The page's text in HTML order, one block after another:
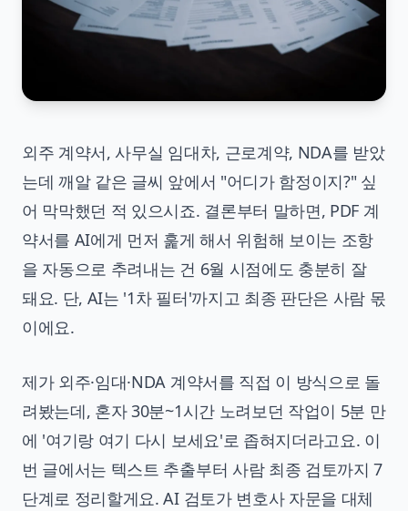
외주 계약서, 사무실 임대차, 근로계약, NDA를 받았
는데 깨알 같은 글씨 앞에서 "어디가 함정이지?" 싶
어 막막했던 적 있으시죠. 결론부터 말하면, PDF 계
약서를 AI에게 먼저 훑게 해서 위험해 보이는 조항
을 자동으로 추려내는 건 6월 시점에도 충분히 잘
돼요. 단, AI는 '1차 필터'까지고 최종 판단은 사람 몫
이에요.
제가 외주·임대·NDA 계약서를 직접 이 방식으로 돌
려봤는데, 혼자 30분~1시간 노려보던 작업이 5분 만
에 '여기랑 여기 다시 보세요'로 좁혀지더라고요. 이
번 글에서는 텍스트 추출부터 사람 최종 검토까지 7
단계로 정리할게요. AI 검토가 변호사 자문을 대체